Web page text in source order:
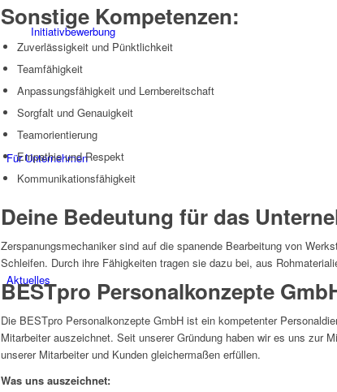
Initiativbewerbung
Für Unternehmen
Aktuelles
Sonstige Kompetenzen:
Zuverlässigkeit und Pünktlichkeit
Teamfähigkeit
Anpassungsfähigkeit und Lernbereitschaft
Sorgfalt und Genauigkeit
Teamorientierung
Empathie und Respekt
Kommunikationsfähigkeit
Deine Bedeutung für das
Zerspanungsmechaniker sind auf die spanende Bearbeitung von
Schleifen. Durch ihre Fähigkeiten tragen sie dazu bei, aus
BESTpro Personalkonzepte
Die BESTpro Personalkonzepte GmbH ist ein kompetenter
Mitarbeiter auszeichnet. Seit unserer Gründung haben wir es uns zur
unserer Mitarbeiter und Kunden gleichermaßen erfüllen.
Was uns auszeichnet: